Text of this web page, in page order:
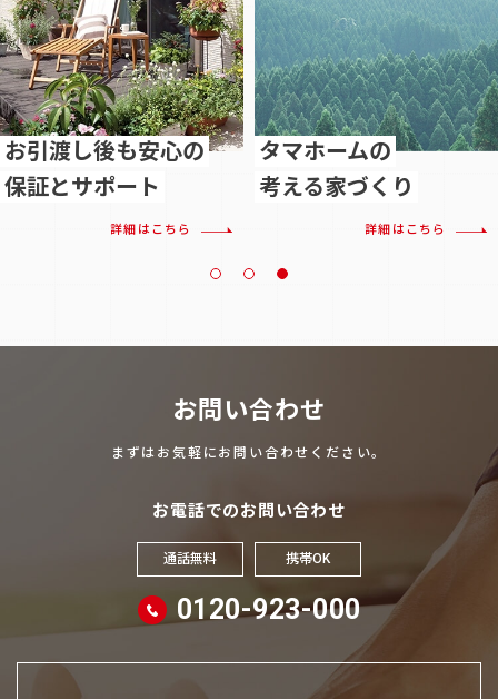
お引渡し後も安心の
保証とサポート
詳細はこちら
タマホームの
考える家づくり
詳細はこちら
お問い合わせ
まずはお気軽にお問い合わせください。
お電話でのお問い合わせ
通話無料 携帯OK
0120-923-000